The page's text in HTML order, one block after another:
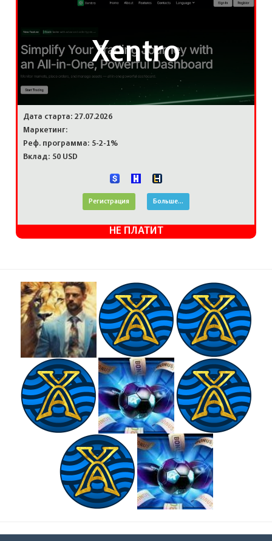
Xentro
Дата старта: 27.07.2026
Маркетинг:
Реф. программа: 5-2-1%
Вклад: 50 USD
Регистрация Больше...
НЕ ПЛАТИТ